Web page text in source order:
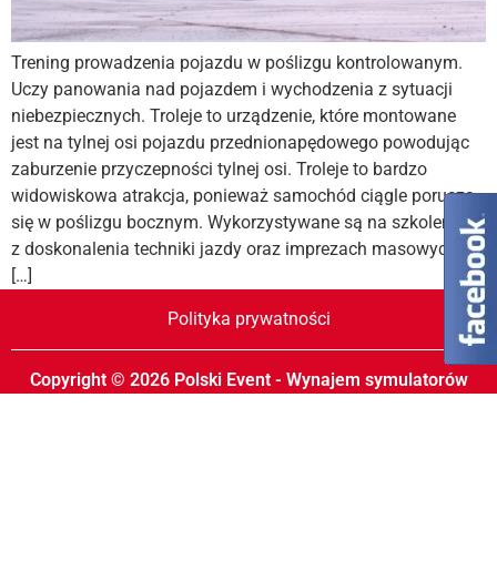
Trening prowadzenia pojazdu w poślizgu kontrolowanym.
Uczy panowania nad pojazdem i wychodzenia z sytuacji
niebezpiecznych. Troleje to urządzenie, które montowane
jest na tylnej osi pojazdu przednionapędowego powodując
zaburzenie przyczepności tylnej osi. Troleje to bardzo
widowiskowa atrakcja, ponieważ samochód ciągle porusza
się w poślizgu bocznym. Wykorzystywane są na szkoleniach
z doskonalenia techniki jazdy oraz imprezach masowych.
[…]
Polityka prywatności
Copyright © 2026 Polski Event - Wynajem symulatorów